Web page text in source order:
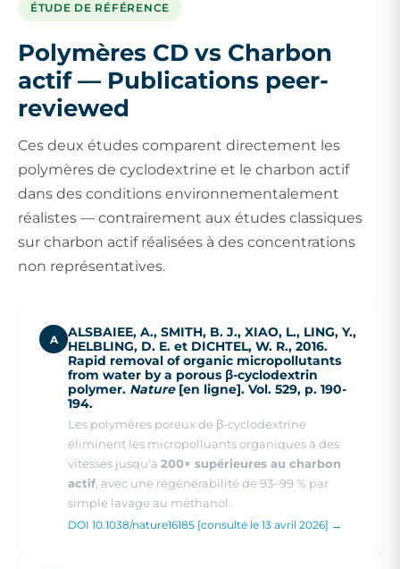
ÉTUDE DE RÉFÉRENCE
Polymères CD vs Charbon
actif — Publications peer-
reviewed
Ces deux études comparent directement les
polymères de cyclodextrine et le charbon actif
dans des conditions environnementalement
réalistes — contrairement aux études classiques
sur charbon actif réalisées à des concentrations
non représentatives.
A
ALSBAIEE, A., SMITH, B. J., XIAO, L., LING, Y.,
HELBLING, D. E. et DICHTEL, W. R., 2016.
Rapid removal of organic micropollutants
from water by a porous β-cyclodextrin
polymer. Nature[en ligne]. Vol. 529, p. 190-
194.
Les polymères poreux de β-cyclodextrine
éliminent les micropolluants organiques à des
vitesses jusqu'à 200× supérieures au charbon
actif , avec une régénérabilité de 93–99 % par
simple lavage au méthanol.
DOI 10.1038/nature16185 [consulté le 13 avril 2026] →